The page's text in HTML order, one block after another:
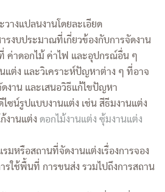
างแปลนงานโดยละเอียด
รงบประมาณที่เกี่ยวข้องกับการจัดงาน
ค่าดอกไม้ ค่าไฟ และอุปกรณ์อื่น ๆ
แต่ง และวิเคราะห์ปัญหาต่าง ๆ ที่อาจ
งาน และเสนอวิธีแก้ไขปัญหา
ไซน์รูปแบบงานแต่ง เช่น สีธีมงานแต่ง
ก้งานแต่งดอกไม้งานแต่ง ซุ้มงานแต่ง
มหรือสถานที่จัดงานแต่งเรื่องการจอง
รใช้พื้นที่ การขนส่ง รวมไปถึงการสถาน